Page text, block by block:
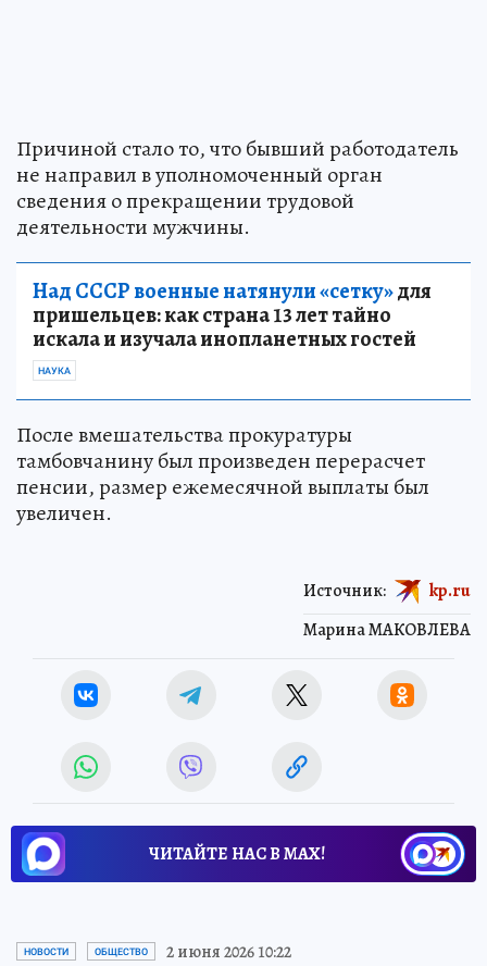
Причиной стало то, что бывший работодатель
не направил в уполномоченный орган
сведения о прекращении трудовой
деятельности мужчины.
Над СССР военные натянули «сетку»для
пришельцев: как страна 13 лет тайно
искала и изучала инопланетных гостей
НАУКА
После вмешательства прокуратуры
тамбовчанину был произведен перерасчет
пенсии, размер ежемесячной выплаты был
увеличен.
Марина МАКОВЛЕВА
Источник: kp.ru
ЧИТАЙТЕ НАС В МАХ!
НОВОСТИ ОБЩЕСТВО 2 июня 2026 10:22